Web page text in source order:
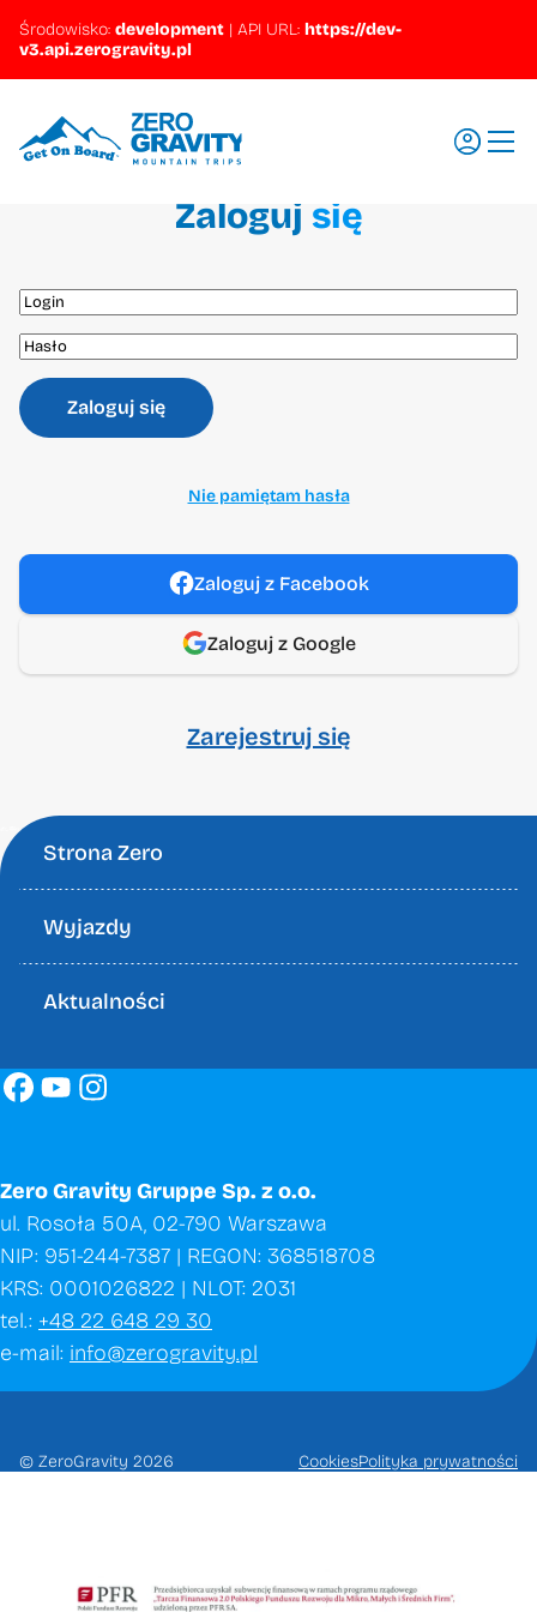
Środowisko: development | API URL: https://dev-
v3.api.zerogravity.pl
Wyjazdy
Regiony
Szkolenia
Ubezpieczenia
Pracuj z nami
Dokumenty do pobrania
info@zerogravity.pl
Zaloguj się
Zaloguj się
Nie pamiętam hasła
Zaloguj z Facebook
Zaloguj z Google
Zarejestruj się
Strona Zero
Wyjazdy
Aktualności
Zero Gravity Gruppe Sp. z o.o.
ul. Rosoła 50A, 02-790 Warszawa
NIP: 951-244-7387 | REGON: 368518708
KRS: 0001026822 | NLOT: 2031
tel.: +48 22 648 29 30
e-mail: info@zerogravity.pl
© ZeroGravity 2026 CookiesPolityka prywatności